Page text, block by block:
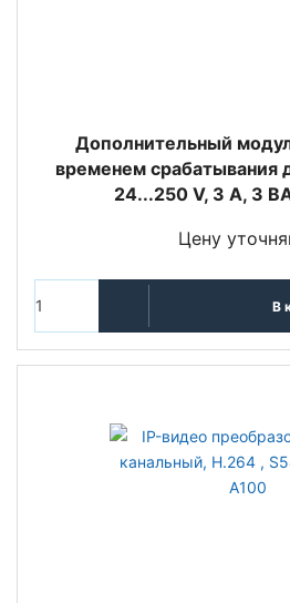
Дополнительный
временем срабатывания
24...250 V, 3 А, 3
Цену
В